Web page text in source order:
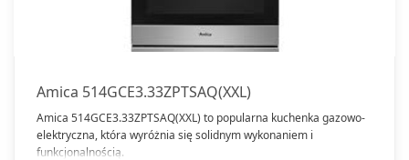
Amica 514GCE3.33ZPTSAQ(XXL)
Amica 514GCE3.33ZPTSAQ(XXL) to popularna kuchenka gazowo-
elektryczna, która wyróżnia się solidnym wykonaniem i
funkcjonalnością.